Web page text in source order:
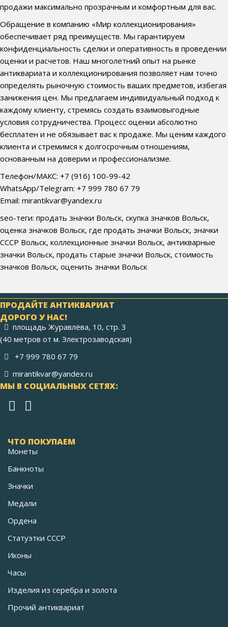
продажи максимально прозрачным и комфортным для вас.
Обращение в компанию «Мир коллекционирования»
обеспечивает ряд преимуществ. Мы гарантируем
конфиденциальность сделки и оперативность в проведении
оценки и расчетов. Наш многолетний опыт на рынке
антиквариата и коллекционирования позволяет нам точно
определять рыночную стоимость ваших предметов, избегая
занижения цен. Мы предлагаем индивидуальный подход к
каждому клиенту, стремясь создать взаимовыгодные
условия сотрудничества. Процесс оценки абсолютно
бесплатен и не обязывает вас к продаже. Мы ценим каждого
клиента и стремимся к долгосрочным отношениям,
основанным на доверии и профессионализме.
Телефон/МАКС: +7 (916) 100-99-42
WhatsApp/Telegram: +7 999 780 67 79
Email: mirantikvar@yandex.ru
seo-теги: продать значки Вольск, скупка значков Вольск,
оценка значков Вольск, где продать значки Вольск, значки
СССР Вольск, коллекционные значки Вольск, антикварные
значки Вольск, продать старые значки Вольск, стоимость
значков Вольск, оценить значки Вольск
ПРОДАЙТЕ АНТИКВАРИАТ
ДОРОГО У НАС!
площадь Журавлёва, 10, стр. 3
(40 метров от м. Электрозаводская)
+7 999 780 67 79
mirantikvar@yandex.ru
МЫ В СОЦИАЛЬНЫХ СЕТЯХ:
ЧТО ПОКУПАЕМ
Монеты
Банкноты
Значки
Медали
Ордена
Статуэтки СССР
Иконы
Часы
Изделия из серебра и золота
Прочий антиквариат